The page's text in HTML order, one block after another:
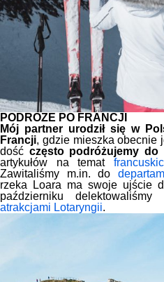
PODRÓŻE PO FRANCJI
Mój partner urodził się w
Francji, gdzie mieszka obecnie
dość często podróżujemy do
artykułów na temat
Zawitaliśmy m.in. do
rzeka Loara ma swoje ujście
październiku
atrakcjami Lotaryngii.